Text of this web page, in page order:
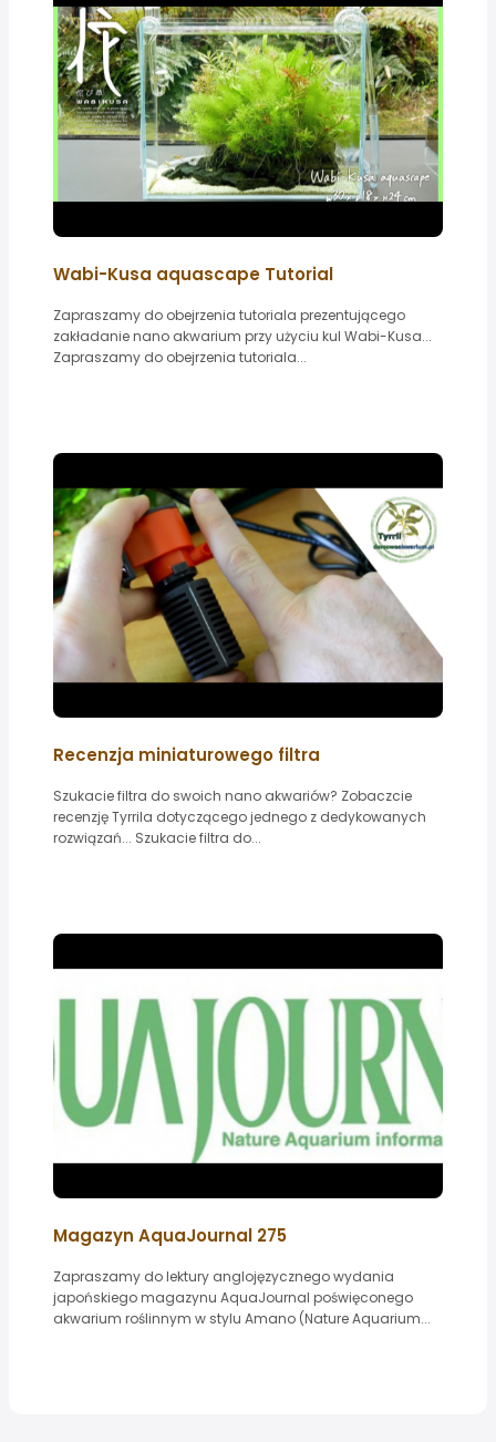
Wabi-Kusa aquascape Tutorial
Zapraszamy do obejrzenia tutoriala prezentującego
zakładanie nano akwarium przy użyciu kul Wabi-Kusa...
Zapraszamy do obejrzenia tutoriala...
Recenzja miniaturowego filtra
Szukacie filtra do swoich nano akwariów? Zobaczcie
recenzję Tyrrila dotyczącego jednego z dedykowanych
rozwiązań... Szukacie filtra do...
Magazyn AquaJournal 275
Zapraszamy do lektury anglojęzycznego wydania
japońskiego magazynu AquaJournal poświęconego
akwarium roślinnym w stylu Amano (Nature Aquarium...